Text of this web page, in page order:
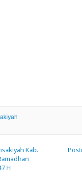
Kab.
H